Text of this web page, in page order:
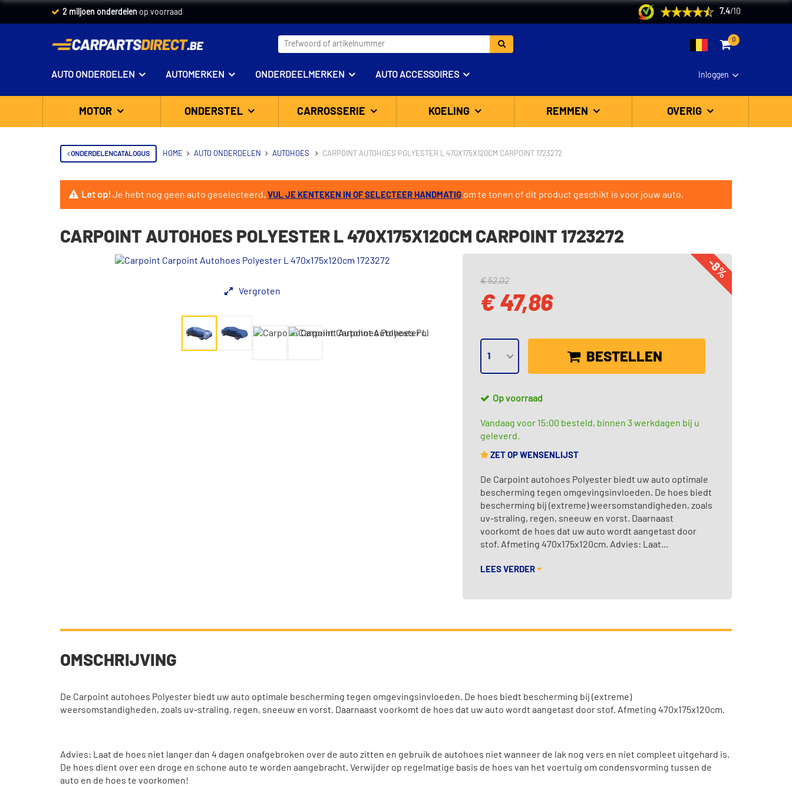
2 miljoen onderdelen op voorraad 7.4/ 10
0
Inloggen
AUTO ONDERDELEN AUTOMERKEN ONDERDEELMERKEN AUTO ACCESSOIRES
MOTOR ONDERSTEL CARROSSERIE KOELING REMMEN OVERIG
ONDERDELENCATALOGUS HOME AUTO ONDERDELEN AUTOHOES CARPOINT AUTOHOES POLYESTER L 470X175X120CM CARPOINT 1723272
Let op!Je hebt nog geen auto geselecteerd. VUL JE KENTEKEN IN OF SELECTEER HANDMATIG om te tonen of dit product geschikt is voor jouw auto.
CARPOINT AUTOHOES POLYESTER L 470X175X120CM CARPOINT 1723272
Vergroten
-8%
€ 52,02
€ 47,86
BESTELLEN
Op voorraad
Vandaag voor 15:00 besteld, binnen 3 werkdagen bij u
geleverd.
ZET OP WENSENLIJST
De Carpoint autohoes Polyester biedt uw auto optimale
bescherming tegen omgevingsinvloeden. De hoes biedt
bescherming bij (extreme) weersomstandigheden, zoals
uv-straling, regen, sneeuw en vorst. Daarnaast
voorkomt de hoes dat uw auto wordt aangetast door
stof. Afmeting 470x175x120cm. Advies: Laat...
LEES VERDER
OMSCHRIJVING
De Carpoint autohoes Polyester biedt uw auto optimale bescherming tegen omgevingsinvloeden. De hoes biedt bescherming bij (extreme)
weersomstandigheden, zoals uv-straling, regen, sneeuw en vorst. Daarnaast voorkomt de hoes dat uw auto wordt aangetast door stof. Afmeting 470x175x120cm.
Advies: Laat de hoes niet langer dan 4 dagen onafgebroken over de auto zitten en gebruik de autohoes niet wanneer de lak nog vers en niet compleet uitgehard is.
De hoes dient over een droge en schone auto te worden aangebracht. Verwijder op regelmatige basis de hoes van het voertuig om condensvorming tussen de
auto en de hoes te voorkomen!